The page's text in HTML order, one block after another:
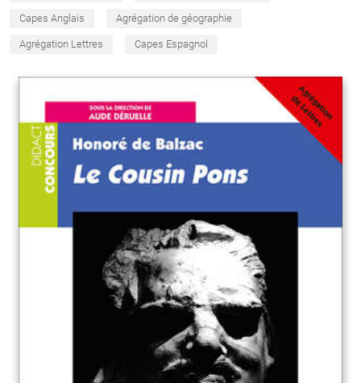
Capes Anglais Agrégation de géographie
Agrégation Lettres Capes Espagnol